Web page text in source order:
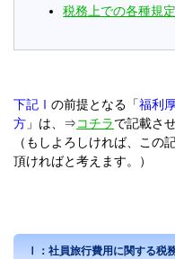
税務上での各種規定
下記Ⅰ の前提となる「福利
方 」は、⇒コチラで記載さ
（もしよろしければ、この
頂ければと考えます。）
Ⅰ： 社員旅行費用に関する税